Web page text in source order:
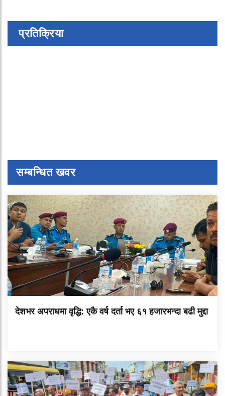
प्रतिक्रिया
सम्बन्धित खवर
देशभर अपराधमा वृद्धि: एकै वर्ष दर्ता भए ६१ हजारभन्दा बढी मुद्दा